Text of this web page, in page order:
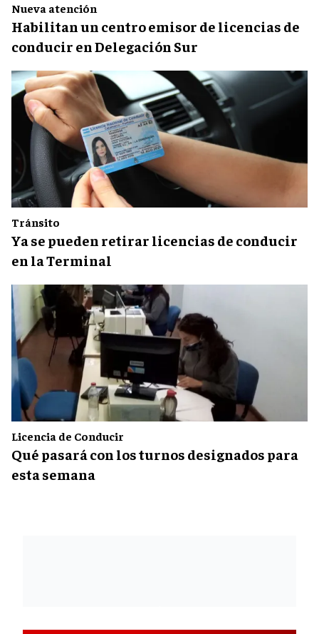
Nueva atención
Habilitan un centro emisor de licencias de
conducir en Delegación Sur
Tránsito
Ya se pueden retirar licencias de conducir
en la Terminal
Licencia de Conducir
Qué pasará con los turnos designados para
esta semana